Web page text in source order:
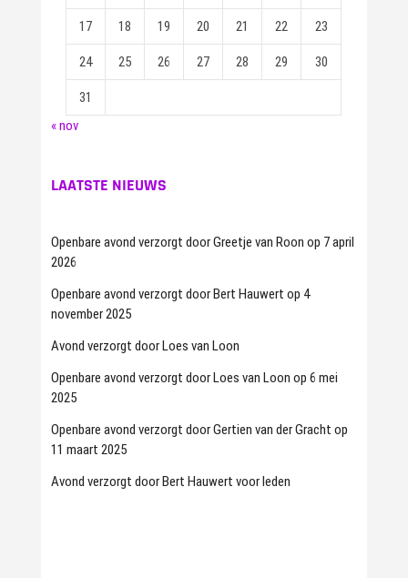
17 18 19 20 21 22 23
24 25 26 27 28 29 30
31
« nov
LAATSTE NIEUWS
Openbare avond verzorgt door Greetje van Roon op 7 april
2026
Openbare avond verzorgt door Bert Hauwert op 4
november 2025
Avond verzorgt door Loes van Loon
Openbare avond verzorgt door Loes van Loon op 6 mei
2025
Openbare avond verzorgt door Gertien van der Gracht op
11 maart 2025
Avond verzorgt door Bert Hauwert voor leden